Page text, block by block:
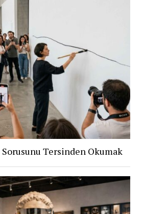
Sorusunu Tersinden Okumak